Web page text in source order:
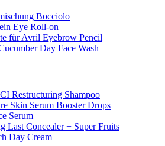
Bocciolo
Eye Roll-on
für Avril Eyebrow Pencil
Day Face Wash
Restructuring Shampoo
Skin Serum Booster Drops
Serum
Last Concealer + Super Fruits
Day Cream